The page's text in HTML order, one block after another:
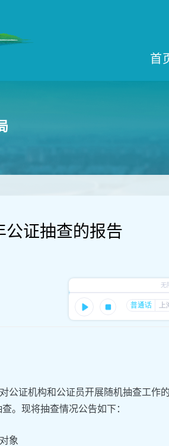
首
公证抽查的报告
公证机构和公证员开展随机抽查工作
。现将抽查情况公告如下：
象